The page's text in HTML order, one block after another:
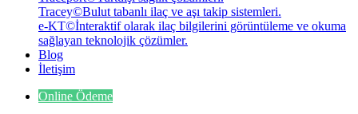
Tracey©Bulut tabanlı ilaç ve aşı takip sistemleri.
e-KT©İnteraktif olarak ilaç bilgilerini görüntüleme ve okuma
sağlayan teknolojik çözümler.
Blog
İletişim
Online Ödeme